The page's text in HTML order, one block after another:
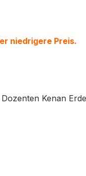
niedrigere Preis.
Kenan